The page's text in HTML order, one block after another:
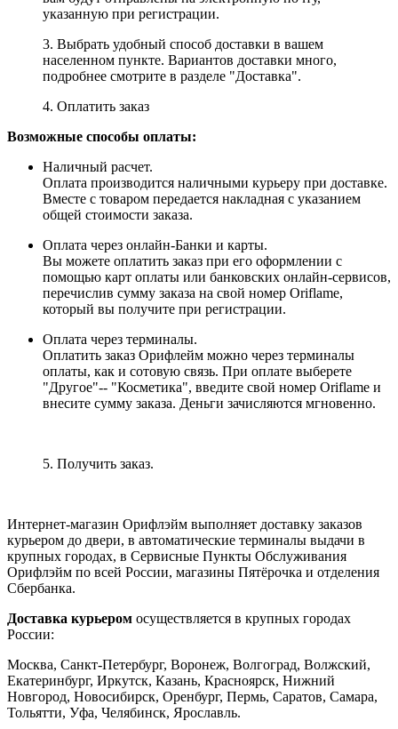
указанную при регистрации.
3. Выбрать удобный способ доставки в вашем
населенном пункте. Вариантов доставки много,
подробнее смотрите в разделе "Доставка".
4. Оплатить заказ
Возможные способы оплаты:
Наличный расчет.
Оплата производится наличными курьеру при доставке.
Вместе с товаром передается накладная с указанием
общей стоимости заказа.
Оплата через онлайн-Банки и карты.
Вы можете оплатить заказ при его оформлении с
помощью карт оплаты или банковских онлайн-сервисов,
перечислив сумму заказа на свой номер Oriflame,
который вы получите при регистрации.
Оплата через терминалы.
Оплатить заказ Орифлейм можно через терминалы
оплаты, как и сотовую связь. При оплате выберете
"Другое"-- "Косметика", введите свой номер Oriflame и
внесите сумму заказа. Деньги зачисляются мгновенно.
5. Получить заказ.
Интернет-магазин Орифлэйм выполняет доставку заказов
курьером до двери, в автоматические терминалы выдачи в
крупных городах, в Сервисные Пункты Обслуживания
Орифлэйм по всей России, магазины Пятёрочка и отделения
Сбербанка.
Доставка курьером осуществляется в крупных городах
России:
Москва, Санкт-Петербург, Воронеж, Волгоград, Волжский,
Екатеринбург, Иркутск, Казань, Красноярск, Нижний
Новгород, Новосибирск, Оренбург, Пермь, Саратов, Самара,
Тольятти, Уфа, Челябинск, Ярославль.